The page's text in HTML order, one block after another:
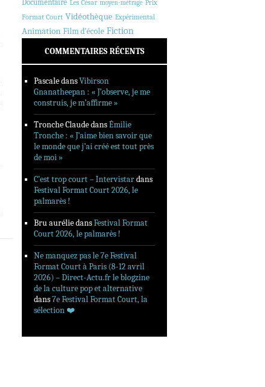
Documentaire Les César moyen-métrage Prix
Format Court Vidéothèque Expérimental
Animation Film d'école Fiction
COMMENTAIRES RÉCENTS
PascaledansVibirson
Gnanatheepan : « J’observe, je me
construis, je m’affirme »
Tronche ClaudedansÉmilie
Tronche : « J’aime bien savoir que
le monde que j’ai créé est tout près
de moi »
C’est trop court – Intervistardans
Festival Format Court 2026, le
palmarès !
Bru auréliedansFestival Format
Court 2026, le palmarès !
Ne manquez pas le 7e Festival
Format Court à Paris (8-12 avril
2026) – Direct-Actu.fr le blogzine
de la culture pop et alternative
dans7e Festival Format Court, la
sélection ❤️‍